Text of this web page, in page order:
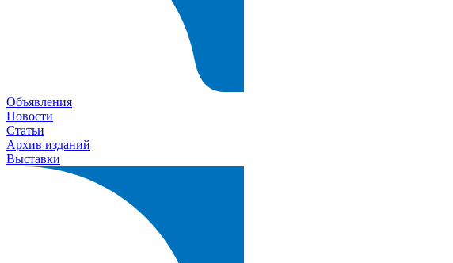
Объявления
Новости
Статьи
Архив изданий
Выставки